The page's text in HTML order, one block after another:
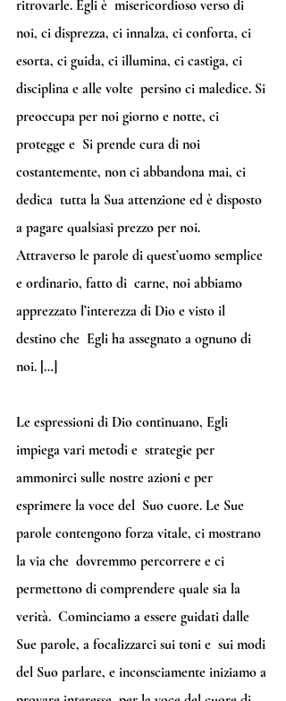
ritrovarle. Egli è  misericordioso verso di
noi, ci disprezza, ci innalza, ci conforta, ci
esorta, ci guida, ci illumina, ci castiga, ci
disciplina e alle volte  persino ci maledice. Si
preoccupa per noi giorno e notte, ci
protegge e  Si prende cura di noi
costantemente, non ci abbandona mai, ci
dedica  tutta la Sua attenzione ed è disposto
a pagare qualsiasi prezzo per noi.
Attraverso le parole di quest’uomo semplice
e ordinario, fatto di  carne, noi abbiamo
apprezzato l’interezza di Dio e visto il
destino che  Egli ha assegnato a ognuno di
noi. […]
Le espressioni di Dio continuano, Egli
impiega vari metodi e  strategie per
ammonirci sulle nostre azioni e per
esprimere la voce del  Suo cuore. Le Sue
parole contengono forza vitale, ci mostrano
la via che  dovremmo percorrere e ci
permettono di comprendere quale sia la
verità.  Cominciamo a essere guidati dalle
Sue parole, a focalizzarci sui toni e  sui modi
del Suo parlare, e inconsciamente iniziamo a